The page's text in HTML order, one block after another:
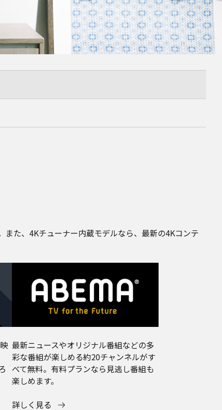
た、4Kチューナー内蔵モデルなら、最新の4Kコンテ
最新ニュースやオリジナル番組などの多
彩な番組が楽しめる約20チャンネルがす
べて無料。有料プランなら見逃し番組も
楽しめます。
詳しく見る